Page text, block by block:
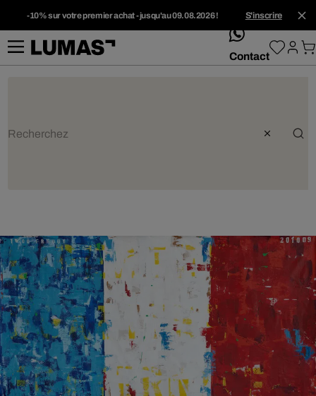
-10% sur votre premier achat - jusqu'au 09.08.2026 ! S'inscrire
whatsApp
Contact